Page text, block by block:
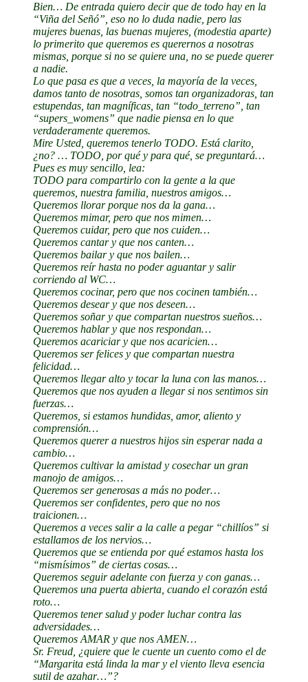
Bien… De entrada quiero decir que de todo hay en la
“Viña del Señó”, eso no lo duda nadie, pero las
mujeres buenas, las buenas mujeres, (modestia aparte)
lo primerito que queremos es querernos a nosotras
mismas, porque si no se quiere una, no se puede querer
a nadie.
Lo que pasa es que a veces, la mayoría de la veces,
damos tanto de nosotras, somos tan organizadoras, tan
estupendas, tan magníficas, tan “todo_terreno”, tan
“supers_womens” que nadie piensa en lo que
verdaderamente queremos.
Mire Usted, queremos tenerlo TODO. Está clarito,
¿no? … TODO, por qué y para qué, se preguntará…
Pues es muy sencillo, lea:
TODO para compartirlo con la gente a la que
queremos, nuestra familia, nuestros amigos…
Queremos llorar porque nos da la gana…
Queremos mimar, pero que nos mimen…
Queremos cuidar, pero que nos cuiden…
Queremos cantar y que nos canten…
Queremos bailar y que nos bailen…
Queremos reír hasta no poder aguantar y salir
corriendo al WC…
Queremos cocinar, pero que nos cocinen también…
Queremos desear y que nos deseen…
Queremos soñar y que compartan nuestros sueños…
Queremos hablar y que nos respondan…
Queremos acariciar y que nos acaricien…
Queremos ser felices y que compartan nuestra
felicidad…
Queremos llegar alto y tocar la luna con las manos…
Queremos que nos ayuden a llegar si nos sentimos sin
fuerzas…
Queremos, si estamos hundidas, amor, aliento y
comprensión…
Queremos querer a nuestros hijos sin esperar nada a
cambio…
Queremos cultivar la amistad y cosechar un gran
manojo de amigos…
Queremos ser generosas a más no poder…
Queremos ser confidentes, pero que no nos
traicionen…
Queremos a veces salir a la calle a pegar “chillíos” si
estallamos de los nervios…
Queremos que se entienda por qué estamos hasta los
“mismísimos” de ciertas cosas…
Queremos seguir adelante con fuerza y con ganas…
Queremos una puerta abierta, cuando el corazón está
roto…
Queremos tener salud y poder luchar contra las
adversidades…
Queremos AMAR y que nos AMEN…
Sr. Freud, ¿quiere que le cuente un cuento como el de
“Margarita está linda la mar y el viento lleva esencia
sutil de azahar…”?